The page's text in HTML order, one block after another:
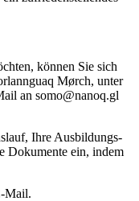
können Sie sich
Mørch, unter
an somo@nanoq.gl
Ihre Ausbildungs-
Dokumente ein, indem
Mail.